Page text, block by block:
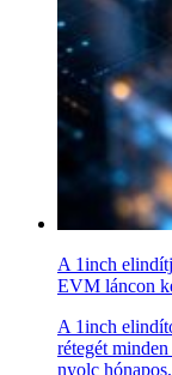
A 1inch
EVM láncon
A 1inch
rétegét
nyolc